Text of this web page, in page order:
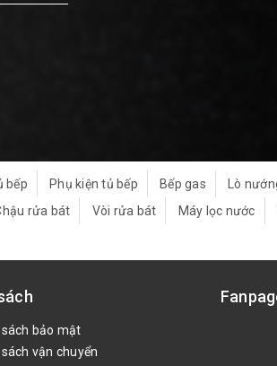
bếp Phụ kiện tủ bếp Bếp gas Lò
rửa bát Vòi rửa bát Máy lọc nước
bảo mật
vận chuyển